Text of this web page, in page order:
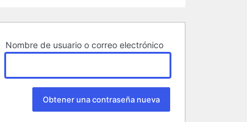
Nombre de usuario o correo electrónico